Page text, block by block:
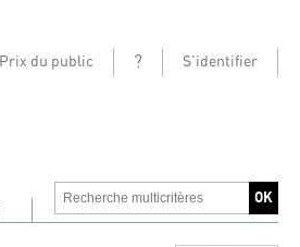
Prix du public ? S'identifier